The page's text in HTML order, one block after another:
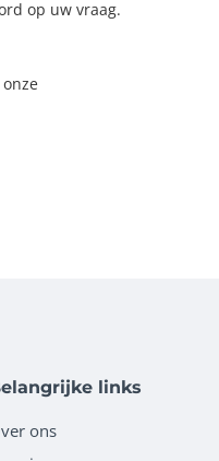
op uw vraag.
links
ons